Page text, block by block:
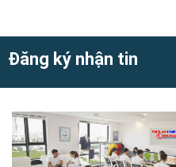
Đăng ký nhận tin